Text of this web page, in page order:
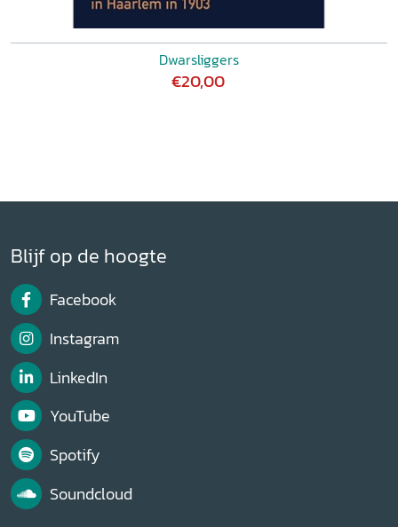
Dwarsliggers
€20,00
Blijf op de hoogte
Facebook
Instagram
LinkedIn
YouTube
Spotify
Soundcloud